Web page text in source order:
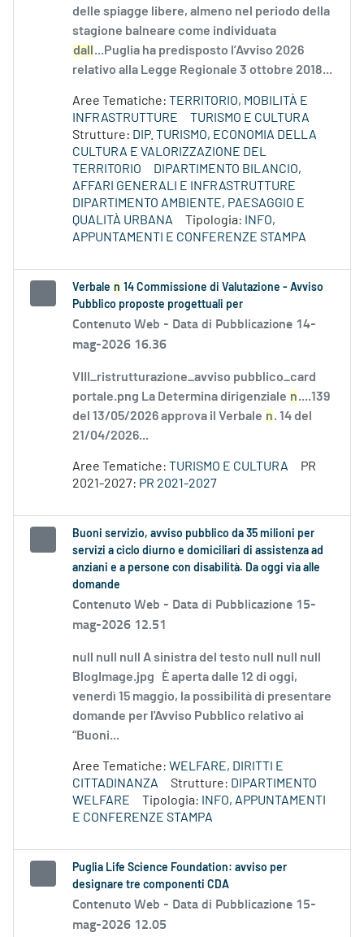
delle spiagge libere, almeno nel periodo della
stagione balneare come individuata
dall
...Puglia ha predisposto l’Avviso 2026
relativo alla Legge Regionale 3 ottobre 2018...
Aree Tematiche: TERRITORIO, MOBILITÀ E
INFRASTRUTTURE
TURISMO E CULTURA
Strutture: DIP. TURISMO, ECONOMIA DELLA
CULTURA E VALORIZZAZIONE DEL
TERRITORIO
DIPARTIMENTO BILANCIO,
AFFARI GENERALI E INFRASTRUTTURE
DIPARTIMENTO AMBIENTE, PAESAGGIO E
QUALITÀ URBANA
Tipologia:
INFO,
APPUNTAMENTI E CONFERENZE STAMPA
Verbale n 14 Commissione di Valutazione - Avviso
Pubblico proposte progettuali per
Contenuto Web - Data di Pubblicazione 14-
mag-2026 16.36
VIII_ristrutturazione_avviso pubblico_card
portale.png La Determina dirigenziale n....139
del 13/05/2026 approva il Verbale n. 14 del
21/04/2026...
Aree Tematiche: TURISMO E CULTURA
PR
2021-2027: PR 2021-2027
Buoni servizio, avviso pubblico da 35 milioni per
servizi a ciclo diurno e domiciliari di assistenza ad
anziani e a persone con disabilità. Da oggi via alle
domande
Contenuto Web - Data di Pubblicazione 15-
mag-2026 12.51
null null null A sinistra del testo null null null
BlogImage.jpg È aperta dalle 12 di oggi,
venerdì 15 maggio, la possibilità di presentare
domande per l'Avviso Pubblico relativo ai
“Buoni...
Aree Tematiche: WELFARE, DIRITTI E
CITTADINANZA
Strutture: DIPARTIMENTO
WELFARE
Tipologia:
INFO, APPUNTAMENTI
E CONFERENZE STAMPA
Puglia Life Science Foundation: avviso per
designare tre componenti CDA
Contenuto Web - Data di Pubblicazione 15-
mag-2026 12.05